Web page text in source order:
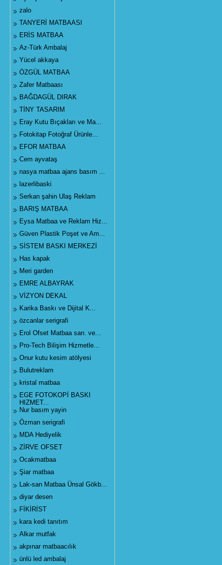
zalo
TANYERİ MATBAASI
ERİS MATBAA
Az-Türk Ambalaj
Yücel akkaya
ÖZGÜL MATBAA
Zafer Matbaası
BAĞDAGÜL DIRAK
TİNY TASARIM
Eray Kutu Bıçakları ve Ma...
Fotokitap Fotoğraf Ürünle...
EFOR MATBAA
Cem ayvataş
nasya matbaa ajans basım ...
lazerlibaski
Serkan şahin Ulaş Reklam
BARIŞ MATBAA
Eysa Matbaa ve Reklam Hiz...
Güven Plastik Poşet ve Am...
SİSTEM BASKI MERKEZİ
Has kapak
Meri garden
EMRE ALBAYRAK
VİZYON DEKAL
Karika Baskı ve Dijital K...
özcanlar serigrafi
Erol Ofset Matbaa san. ve...
Pro-Tech Bilişim Hizmetle...
Onur kutu kesim atölyesi
Bulutreklam
kristal matbaa
EGE FOTOKOPİ BASKI
HIZMET...
Nur basım yayin
Özman serigrafi
MDA Hediyelik
ZİRVE OFSET
Ocakmatbaa
Şiar matbaa
Lak-san Matbaa Ünsal Gökb...
diyar desen
FİKİRİST
kara kedi tanıtım
Alkar mutfak
akpınar matbaacılık
ünlü led ambalaj